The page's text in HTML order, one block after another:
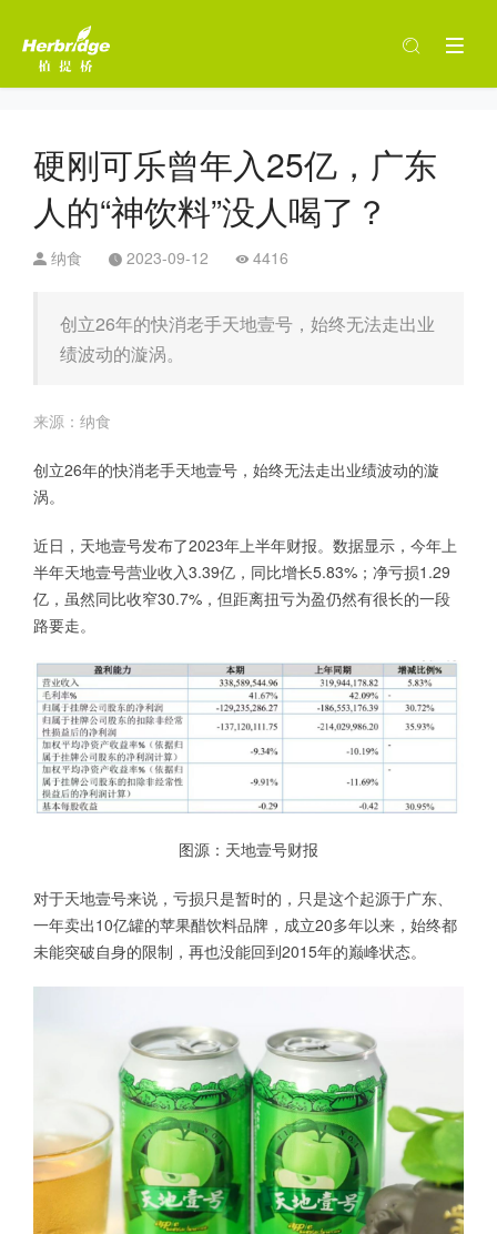
硬刚可乐曾年入25亿，广东
人的“神饮料”没人喝了？
纳食 2023-09-12 4416
创立26年的快消老手天地壹号，始终无法走出业
绩波动的漩涡。
来源：纳食
创立26年的快消老手天地壹号，始终无法走出业绩波动的漩
涡。
近日，天地壹号发布了2023年上半年财报。数据显示，今年上
半年天地壹号营业收入3.39亿，同比增长5.83%；净亏损1.29
亿，虽然同比收窄30.7%，但距离扭亏为盈仍然有很长的一段
路要走。
图源：天地壹号财报
对于天地壹号来说，亏损只是暂时的，只是这个起源于广东、
一年卖出10亿罐的苹果醋饮料品牌，成立20多年以来，始终都
未能突破自身的限制，再也没能回到2015年的巅峰状态。